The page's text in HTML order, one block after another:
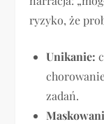
ryzyko, że
Unikanie:
zadań.